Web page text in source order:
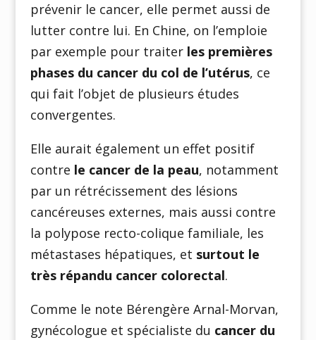
prévenir le cancer, elle permet aussi de
lutter contre lui. En Chine, on l’emploie
par exemple pour traiter les premières
phases du cancer du col de l’utérus, ce
qui fait l’objet de plusieurs études
convergentes.
Elle aurait également un effet positif
contre le cancer de la peau, notamment
par un rétrécissement des lésions
cancéreuses externes, mais aussi contre
la polypose recto-colique familiale, les
métastases hépatiques, et surtout le
très répandu cancer colorectal.
Comme le note Bérengère Arnal-Morvan,
gynécologue et spécialiste du cancer du